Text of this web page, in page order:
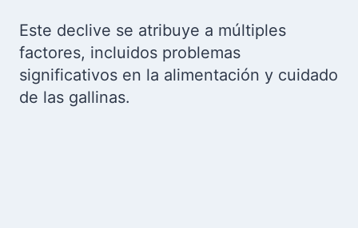
Este declive se atribuye a múltiples
factores, incluidos problemas
significativos en la alimentación y cuidado
de las gallinas.